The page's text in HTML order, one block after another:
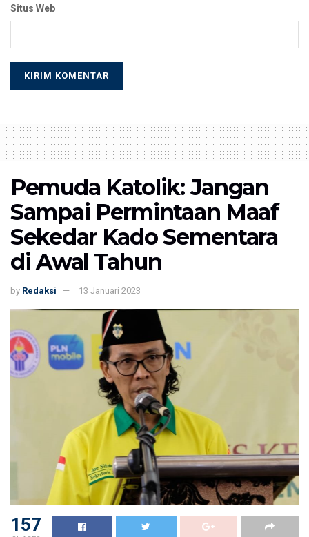
Situs Web
Pemuda Katolik: Jangan
Sampai Permintaan Maaf
Sekedar Kado Sementara
di Awal Tahun
by Redaksi 13 Januari 2023
157